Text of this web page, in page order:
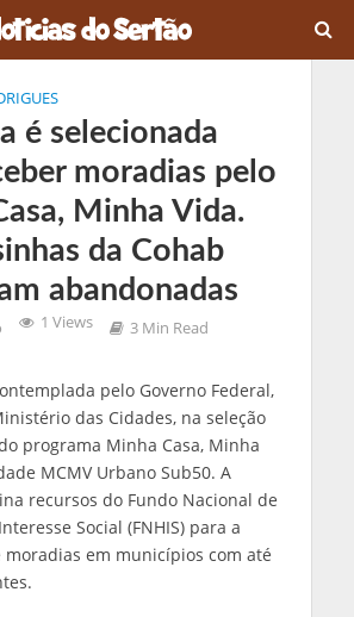
é selecionada
moradias pelo
Minha Vida.
da Cohab
abandonadas
1 Views 3 Min Read
pelo Governo Federal,
das Cidades, na seleção
programa Minha Casa, Minha
MCMV Urbano Sub50. A
recursos do Fundo Nacional de
Social (FNHIS) para a
moradias em municípios com até